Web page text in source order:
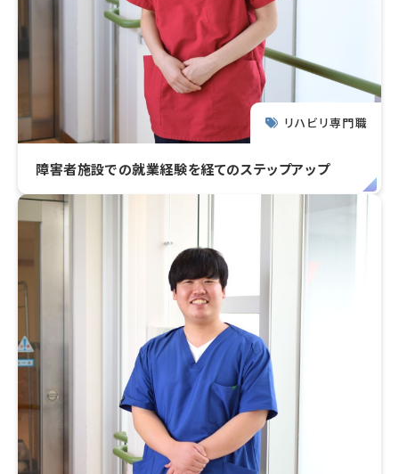
リハビリ専門職
障害者施設での就業経験を経てのステップアップ